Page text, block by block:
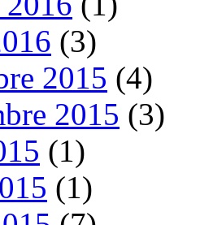
(3)
2015 (4)
2015 (3)
(1)
(1)